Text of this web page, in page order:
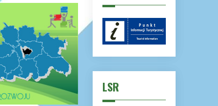
LSR